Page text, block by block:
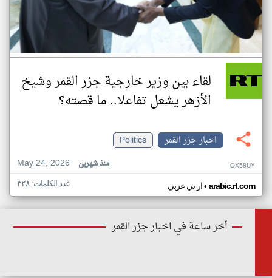
لقاء بين وزير خارجية جزر القمر وشيخ
الأزهر يشعل تفاعلا.. ما قصته؟
اخبار جزر القمر
Politics
May 24, 2026
منذ شهرين OX58UY
ار تي عربي• arabic.rt.com عدد الكلمات: ٣٢٨
أخر ساعة في اخبار جزر القمر